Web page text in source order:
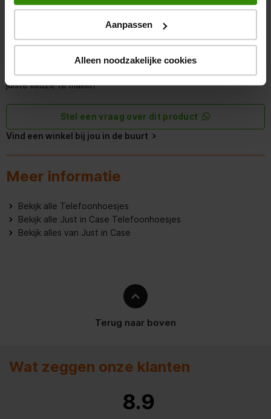
Aanpassen
Alleen noodzakelijke cookies
Persoonlijk advies nodig?
Wil je meer weten of ben je er toch nog niet helemaal uit? Of
heb je nog een andere vraag? Stel jouw vraag rechtstreeks
juiste keuze te maken
Stel een vraag over dit product
Vind een winkel bij jou in de buurt
Meer informatie
Bekijk alle Telefoonhoesjes
Bekijk alle Just in Case Telefoonhoesjes
Bekijk alles van Just in Case
Terug naar boven
Wat zeggen onze klanten
8.9